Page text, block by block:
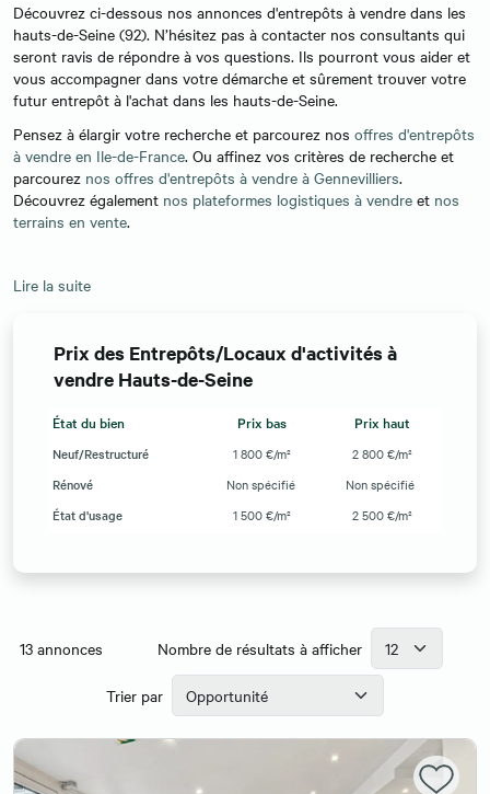
Découvrez ci-dessous nos annonces d'entrepôts à vendre dans les
hauts-de-Seine (92). N’hésitez pas à contacter nos consultants qui
seront ravis de répondre à vos questions. Ils pourront vous aider et
vous accompagner dans votre démarche et sûrement trouver votre
futur entrepôt à l'achat dans les hauts-de-Seine.
Pensez à élargir votre recherche et parcourez nos offres d'entrepôts
à vendre en Ile-de-France. Ou affinez vos critères de recherche et
parcourez nos offres d'entrepôts à vendre à Gennevilliers.
Découvrez également nos plateformes logistiques à vendre et nos
terrains en vente.
Lire la suite
Prix des Entrepôts/Locaux d'activités à
vendre Hauts-de-Seine
État du bien Prix bas Prix haut
Neuf/Restructuré 1 800 €/m²
2 800 €/m²
Rénové
Non spécifié
Non spécifié
État d'usage
1 500 €/m² 2 500 €/m²
13 annonces Nombre de résultats à afficher
Trier par